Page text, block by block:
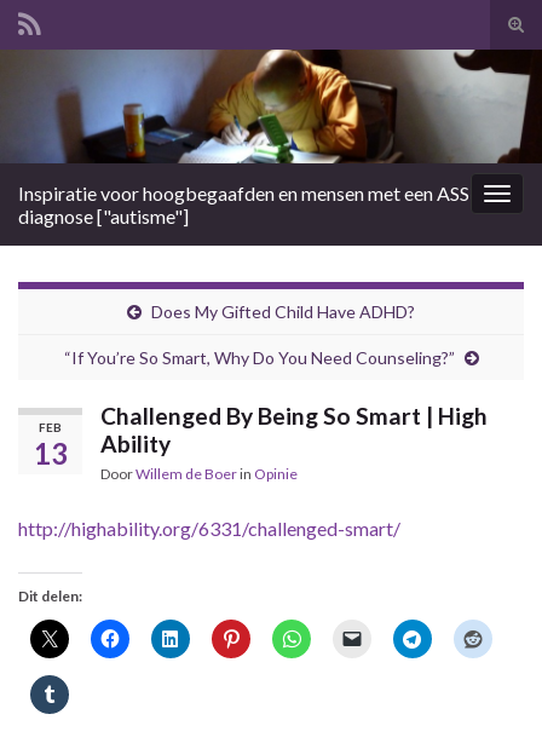
Search for:
Inspiratie voor hoogbegaafden en mensen met een ASS
diagnose ["autisme"]
Does My Gifted Child Have ADHD?
“If You’re So Smart, Why Do You Need Counseling?”
FEB
13
Challenged By Being So Smart | High
Ability
DoorWillem de Boerin Opinie
http://highability.org/6331/challenged-smart/
Dit delen: